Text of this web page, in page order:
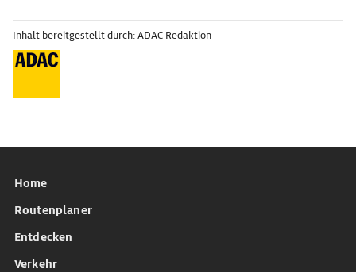
Inhalt bereitgestellt durch: ADAC Redaktion
Home
Routenplaner
Entdecken
Verkehr